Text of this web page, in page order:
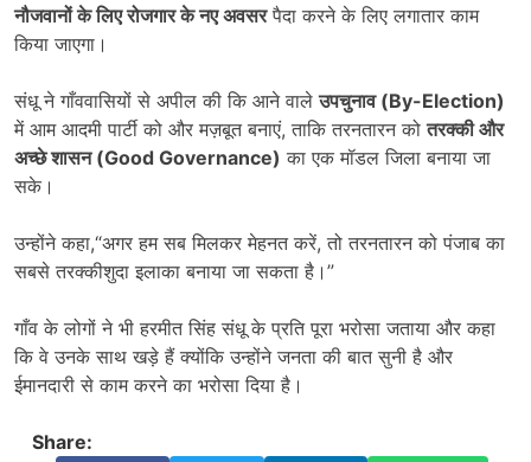
नौजवानों के लिए रोजगार के नए अवसरपैदा करने के लिए लगातार काम
किया जाएगा।
संधू ने गाँववासियों से अपील की कि आने वालेउपचुनाव (By-Election)
में आम आदमी पार्टी को और मज़बूत बनाएं, ताकि तरनतारन कोतरक्की और
अच्छे शासन (Good Governance) का एक मॉडल जिला बनाया जा
सके।
उन्होंने कहा,“अगर हम सब मिलकर मेहनत करें, तो तरनतारन को पंजाब का
सबसे तरक्कीशुदा इलाका बनाया जा सकता है।”
गाँव के लोगों ने भी हरमीत सिंह संधू के प्रति पूरा भरोसा जताया और कहा
कि वे उनके साथ खड़े हैं क्योंकि उन्होंने जनता की बात सुनी है और
ईमानदारी से काम करने का भरोसा दिया है।
Share: